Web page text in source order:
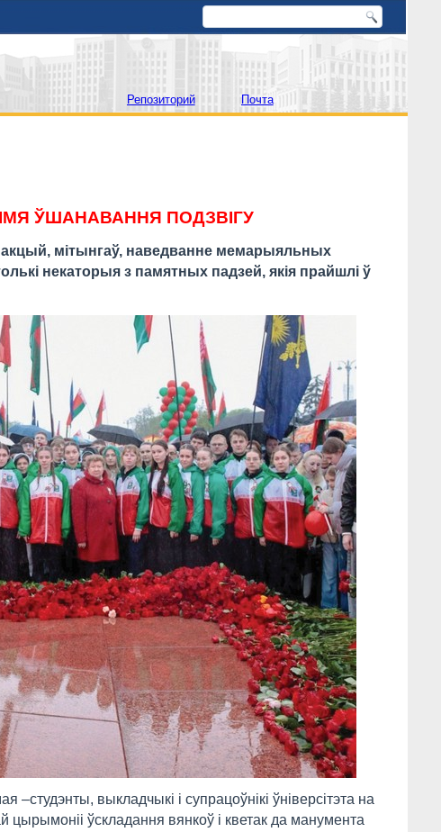
Репозиторий Почта
ЎШАНАВАННЯ ПОДЗВІГУ
мітынгаў, наведванне мемарыяльных
некаторыя з памятных падзей, якія прайшлі ў
–студэнты, выкладчыкі і супрацоўнікі ўніверсітэта на
цырымоніі ўскладання вянкоў і кветак да манумента